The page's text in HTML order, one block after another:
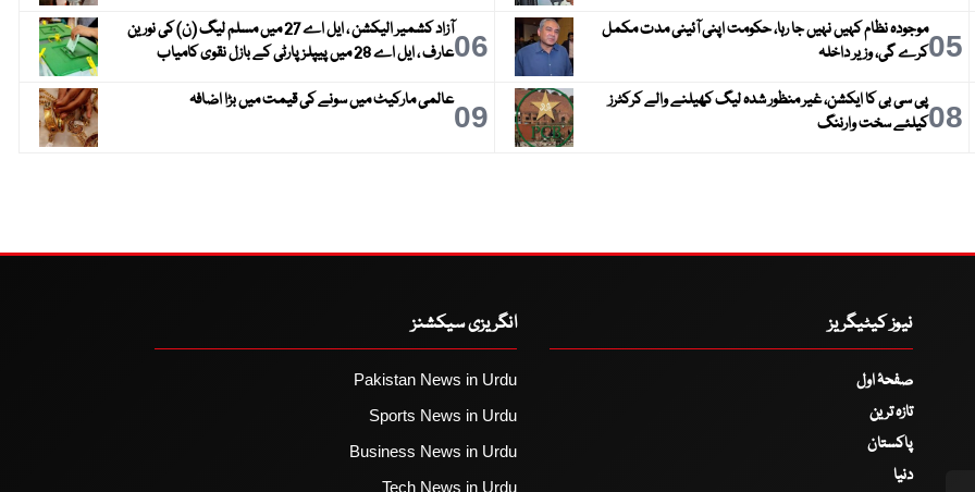
05موجودہ نظام کہیں نہیں جا رہا، حکومت اپنی آئینی مدت مکمل
کرے گی، وزیر داخلہ
06
آزاد کشمیر الیکشن ، ایل اے 27 میں مسلم لیگ (ن) کی نورین
عارف ، ایل اے 28 میں پیپلز پارٹی کے بازل نقوی کامیاب
08پی سی بی کا ایکشن، غیر منظور شدہ لیگ کھیلنے والے کرکٹرز
کیلئے سخت وارننگ
09عالمی مارکیٹ میں سونے کی قیمت میں بڑا اضافہ
نیوز کیٹیگریز
صفحۂ اول
تازہ ترین
پاکستان
دنیا
انگریزی سیکشنز
Pakistan News in Urdu
Sports News in Urdu
Business News in Urdu
Tech News in Urdu